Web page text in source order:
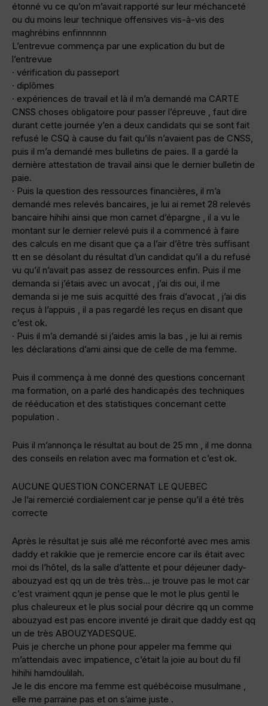
étonné vu ce qu’on m’avait rapporté sur leur méchanceté
ou du moins leur technique offensives vis-à-vis des
maghrébins enfinnnnnn
L’entrevue commença par une explication du but de
l’entrevue
· vérification du passeport
· diplômes
· expériences de travail et là il m’a demandé ma CARTE
CNSS choses obligatoire pour passer l’épreuve , faut dire
durant cette journée y’en a deux candidats qui se sont fait
refusé le CSQ à cause du fait qu’ils n’avaient pas de CNSS,
puis il m’a demandé mes bulletins de paies. Il a gardé la
dernière attestation de travail ainsi que le dernier bulletin de
paie.
· Puis la question des ressources financières, il m’a
demandé mes relevés bancaires, je lui ai remet 28 relevés
bancaire hihihi ainsi que mon carnet d’épargne , il a vu le
montant sur le dernier relevé puis il a commencé à faire
des calculs en me disant que ça a l’air d’être très suffisant
tt en se désolant du résultat d’un candidat qu’il a du refusé
vu qu’il n’avait pas assez de ressources enfin. Puis il me
demanda si j’étais avec un avocat , j’ai dis oui, il me
demanda si je me suis acquitté des frais d’avocat , j’ai dis
reçus à l’appuis , il a pas regardé les reçus en disant que
c’est ok.
· Puis il m’a demandé si j’aides amis la bas , je lui ai remis
les déclarations d’ami ainsi que de celle de ma femme.
Puis il commença à me donné des questions concernant
ma formation, on a parlé des handicapés des techniques
de rééducation et des statistiques concernant cette
population .
Puis il m’annonça le résultat au bout de 25 mn , il me donna
des conseils en relation avec ma formation et c’est ok.
AUCUNE QUESTION CONCERNAT LE QUEBEC
Je l’ai remercié cordialement car je pense qu’il a été très
correcte
Après le résultat je suis allé me réconforté avec mes amis
daddy et rakikie que je remercie encore car ils était avec
moi ds l’hôtel, ds la salle d’attente et pour déjeuner dady-
abouzyad est qq un de très très… je trouve pas le mot car
c’est vraiment qqun je pense que le mot le plus gentil le
plus chaleureux et le plus social pour décrire qq un comme
abouzyad est pas encore inventé je dirait que daddy est qq
un de très ABOUZYADESQUE.
Puis je cherche un phone pour appeler ma femme qui
m’attendais avec impatience, c’était la joie au bout du fil
hihihi hamdoulilah.
Je le dis encore ma femme est québécoise musulmane ,
elle me parraine pas et on s’aime juste .